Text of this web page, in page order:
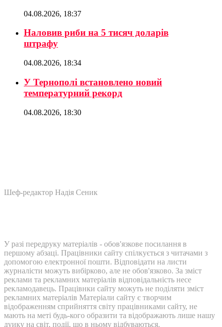
04.08.2026, 18:37
Наловив риби на 5 тисяч доларів
штрафу
04.08.2026, 18:34
У Тернополі встановлено новий
температурний рекорд
04.08.2026, 18:30
Шеф-редактор Надія Сеник
У разі передруку матеріалів - обов'язкове посилання в
першому абзаці. Працівники сайту спілкується з читачами з
допомогою електронної пошти. Відповідати на листи
журналісти можуть вибірково, але не обов'язково. За зміст
реклами та рекламних матеріалів відповідальність несе
рекламодавець. Працівнки сайту можуть не поділяти зміст
рекламних матеріалів Матеріали сайту є творчим
відображенням сприйняття світу працівниками сайту, не
мають на меті будь-кого образити та відображають лише нашу
дуику на світ, події, що в ньому відбуваються.